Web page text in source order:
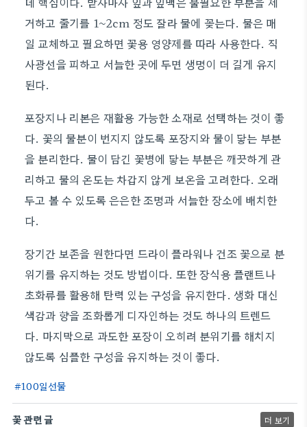
거하고 줄기를 1~2cm 정도 잘라 물에 꽂는다. 물은 매
일 교체하고 필요하면 꽃용 영양제를 따라 사용한다. 직
사광선을 피하고 서늘한 곳에 두면 생명이 더 길게 유지
된다.
포장지나 리본은 재활용 가능한 소재로 선택하는 것이 좋
다. 꽃의 물분이 번지지 않도록 포장지와 물이 닿는 부분
을 분리한다. 물이 담긴 꽃병에 닿는 부분은 깨끗하게 관
리하고 물의 온도는 차갑지 않게 보온을 고려한다. 오래
두고 볼 수 있도록 은은한 조명과 서늘한 장소에 배치한
다.
장기간 보존을 원한다면 드라이 플라워나 건조 꽃으로 분
위기를 유지하는 것도 방법이다. 또한 장식용 플랜트나
초화류를 활용해 탄력 있는 구성을 유지한다. 생화 대신
색감과 향을 조화롭게 디자인하는 것도 하나의 트렌드
다. 마지막으로 과도한 포장이 오히려 분위기를 해치지
않도록 심플한 구성을 유지하는 것이 좋다.
100일선물
꽃 관련 글 더 보기